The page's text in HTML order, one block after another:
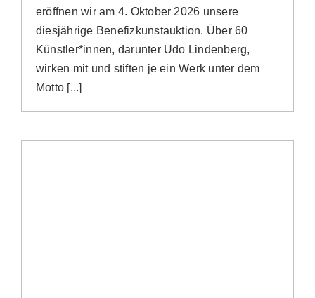
eröffnen wir am 4. Oktober 2026 unsere
diesjährige Benefizkunstauktion. Über 60
Künstler*innen, darunter Udo Lindenberg,
wirken mit und stiften je ein Werk unter dem
Motto [...]